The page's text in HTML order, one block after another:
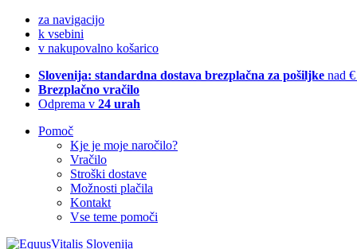
za navigacijo
k vsebini
v nakupovalno košarico
Slovenija: standardna dostava brezplačna za pošiljke nad
Brezplačno vračilo
Odprema v 24 urah
Pomoč
Kje je moje naročilo?
Vračilo
Stroški dostave
Možnosti plačila
Kontakt
Vse teme pomoči